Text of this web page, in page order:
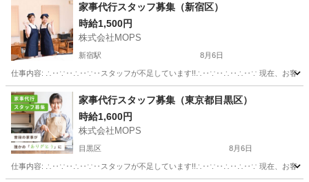
家事代行スタッフ募集（新宿区）
時給1,500円
株式会社MOPS
新宿駅 8月6日
仕事内容: ∴‥∵‥∴‥∵‥スタッフが不足しています!!∴‥∵‥∴‥∴‥∵ 現在、お客様から多
東京 新宿区 新宿駅 その他 スタッフ
家事代行スタッフ募集（東京都目黒区）
時給1,600円
株式会社MOPS
目黒区 8月6日
仕事内容: ∴‥∵‥∴‥∵‥スタッフが不足しています!!∴‥∵‥∴‥∴‥∵ 現在、お客様から多